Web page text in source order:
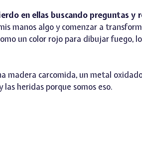
en ellas buscando preguntas y
manos algo y comenzar a
un color rojo para dibujar fuego,
madera carcomida, un metal
heridas porque somos eso.